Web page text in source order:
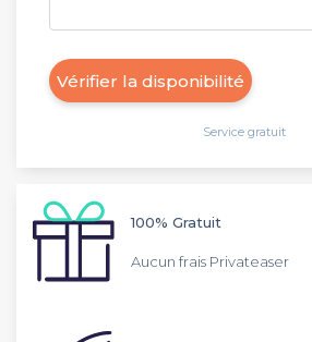
Vérifier la disponibilité
Service gratuit
100% Gratuit
Aucun frais Privateaser